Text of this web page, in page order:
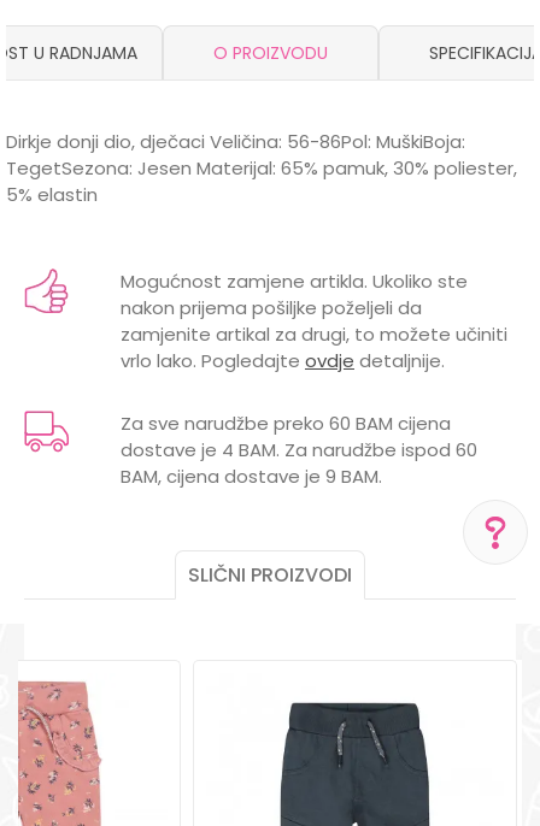
POMOĆ PRI KUPOVINI
Radno vreme
Pon-Subota: 09:00-
15:00h
Pišite nam
U RADNJAMA O PROIZVODU
Dirkje donji dio, dječaci Veličina: 56-86Pol: MuškiBoja:
TegetSezona: Jesen Materijal: 65% pamuk, 30% poliester,
5% elastin
Kategorija
Trenerke i donji dijelovi trenerke
Brend
DIRKJE
Email
Mogućnost zamjene artikla. Ukoliko ste
nakon prijema pošiljke poželjeli da
zamjenite artikal za drugi, to možete učiniti
vrlo lako. Pogledajte ovdje detaljnije.
Za sve narudžbe preko 60 BAM cijena
dostave je 4 BAM. Za narudžbe ispod 60
BAM, cijena dostave je 9 BAM.
SLIČNI PROIZVODI